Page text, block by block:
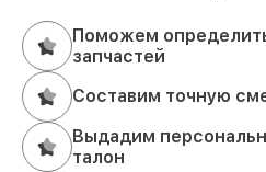
Поможем
запчастей
Составим точную
Выдадим
талон